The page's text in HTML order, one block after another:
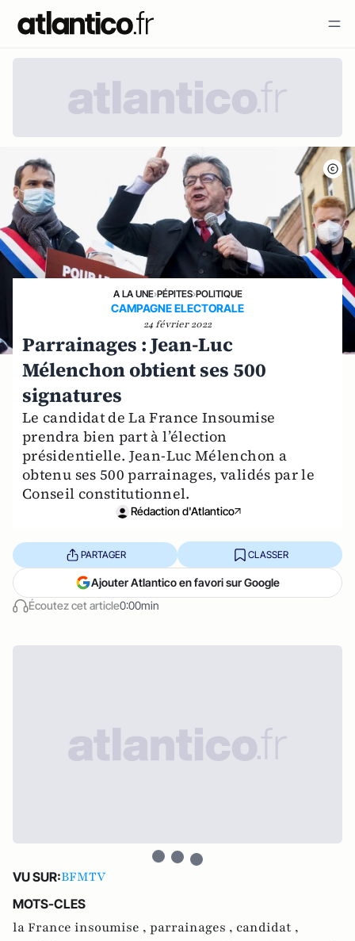
A LA UNE›PÉPITES›POLITIQUE
CAMPAGNE ELECTORALE
24 février 2022
Parrainages : Jean-Luc
Mélenchon obtient ses 500
signatures
Le candidat de La France Insoumise
prendra bien part à l’élection
présidentielle. Jean-Luc Mélenchon a
obtenu ses 500 parrainages, validés par le
Conseil constitutionnel.
Rédaction d'Atlantico
Écoutez cet article0:00min
PARTAGER CLASSER
Ajouter Atlantico en favori sur Google
VU SUR:BFMTV
MOTS-CLES
la France insoumise , parrainages , candidat ,